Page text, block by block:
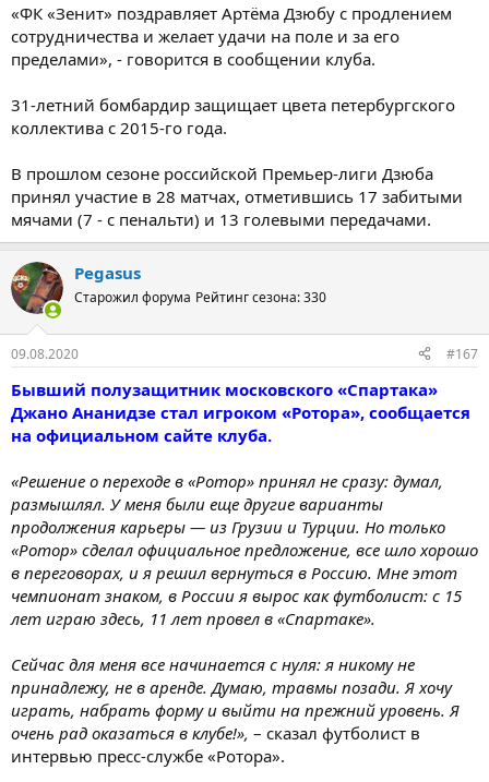
«ФК «Зенит» поздравляет Артёма Дзюбу с продлением
сотрудничества и желает удачи на поле и за его
пределами», - говорится в сообщении клуба.
31-летний бомбардир защищает цвета петербургского
коллектива с 2015-го года.
В прошлом сезоне российской Премьер-лиги Дзюба
принял участие в 28 матчах, отметившись 17 забитыми
мячами (7 - с пенальти) и 13 голевыми передачами.
Pegasus
Старожил форума Рейтинг сезона: 330
09.08.2020 #167
Бывший полузащитник московского «Спартака»
Джано Ананидзе стал игроком «Ротора», сообщается
на официальном сайте клуба.
«Решение о переходе в «Ротор» принял не сразу: думал,
размышлял. У меня были еще другие варианты
продолжения карьеры — из Грузии и Турции. Но только
«Ротор» сделал официальное предложение, все шло хорошо
в переговорах, и я решил вернуться в Россию. Мне этот
чемпионат знаком, в России я вырос как футболист: с 15
лет играю здесь, 11 лет провел в «Спартаке».
Сейчас для меня все начинается с нуля: я никому не
принадлежу, не в аренде. Думаю, травмы позади. Я хочу
играть, набрать форму и выйти на прежний уровень. Я
очень рад оказаться в клубе!», – сказал футболист в
интервью пресс-службе «Ротора».